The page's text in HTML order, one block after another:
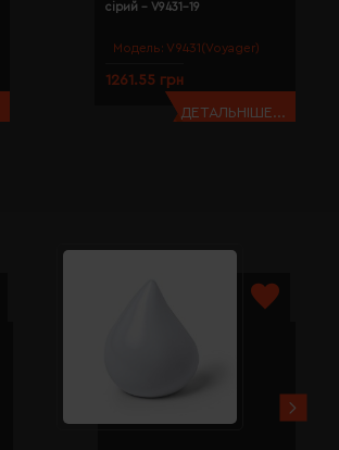
Модель: V9431(Voyager)
сірий - V9431-19
1261.55 грн
ДЕТАЛЬНІШЕ...